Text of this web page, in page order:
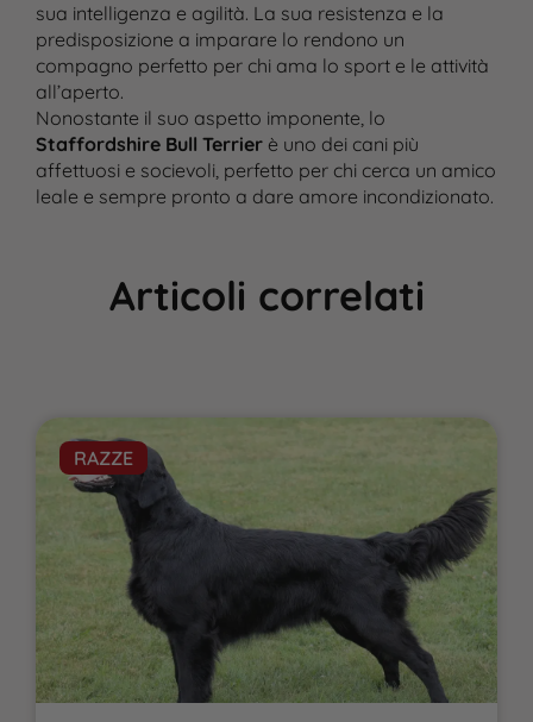
sua intelligenza e agilità. La sua resistenza e la
predisposizione a imparare lo rendono un
compagno perfetto per chi ama lo sport e le attività
all’aperto.
Nonostante il suo aspetto imponente, lo
Staffordshire Bull Terrierè uno dei cani più
affettuosi e socievoli, perfetto per chi cerca un amico
leale e sempre pronto a dare amore incondizionato.
Articoli correlati
RAZZE